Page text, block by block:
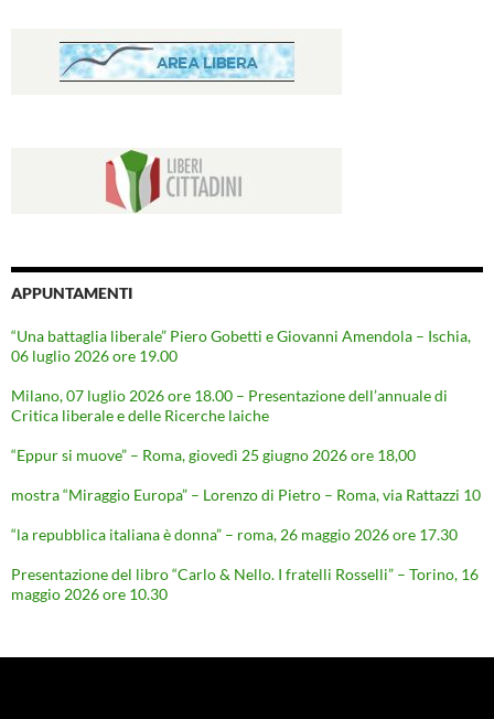
APPUNTAMENTI
“Una battaglia liberale” Piero Gobetti e Giovanni Amendola – Ischia,
06 luglio 2026 ore 19.00
Milano, 07 luglio 2026 ore 18.00 – Presentazione dell’annuale di
Critica liberale e delle Ricerche laiche
“Eppur si muove” – Roma, giovedì 25 giugno 2026 ore 18,00
mostra “Miraggio Europa” – Lorenzo di Pietro – Roma, via Rattazzi 10
“la repubblica italiana è donna” – roma, 26 maggio 2026 ore 17.30
Presentazione del libro “Carlo & Nello. I fratelli Rosselli” – Torino, 16
maggio 2026 ore 10.30